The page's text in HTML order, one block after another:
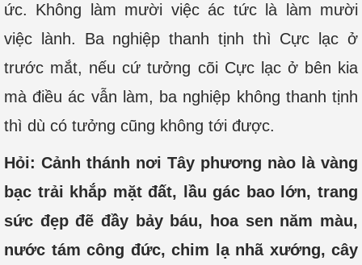
ức. Không làm mười việc ác tức là làm mười
việc lành. Ba nghiệp thanh tịnh thì Cực lạc ở
trước mắt, nếu cứ tưởng cõi Cực lạc ở bên kia
mà điều ác vẫn làm, ba nghiệp không thanh tịnh
thì dù có tưởng cũng không tới được.
Hỏi: Cảnh thánh nơi Tây phương nào là vàng
bạc trải khắp mặt đất, lầu gác bao lớn, trang
sức đẹp đẽ đầy bảy báu, hoa sen năm màu,
nước tám công đức, chim lạ nhã xướng, cây